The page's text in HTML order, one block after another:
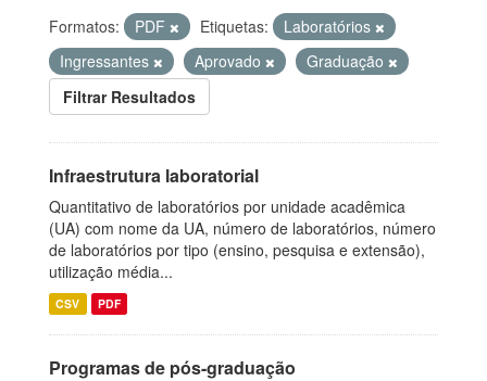
Formatos: PDF Etiquetas:
Laboratórios
Ingressantes
Aprovado
Graduação
Filtrar Resultados
Infraestrutura laboratorial
Quantitativo de laboratórios por unidade acadêmica
(UA) com nome da UA, número de laboratórios, número
de laboratórios por tipo (ensino, pesquisa e extensão),
utilização média...
CSV PDF
Programas de pós-graduação